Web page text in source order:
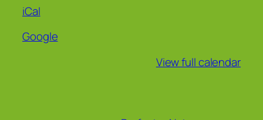
iCal
Google
View full calendar